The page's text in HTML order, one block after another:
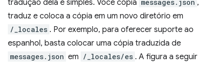
tradução dela é simples. Você copia messages.json ,
traduz e coloca a cópia em um novo diretório em
/_locales . Por exemplo, para oferecer suporte ao
espanhol, basta colocar uma cópia traduzida de
messages.json em /_locales/es . A figura a seguir